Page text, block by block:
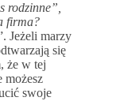
rodzinne”,
firma?
Jeżeli marzy
się
że w tej
możesz
swoje